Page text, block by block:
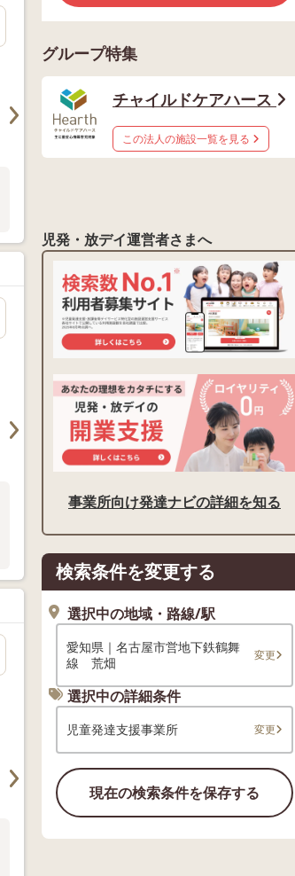
グループ特集
チャイルドケアハース
この法人の施設一覧を見る
児発・放デイ運営者さまへ
事業所向け発達ナビの詳細を知る
検索条件を変更する
選択中の地域・路線/駅
愛知県｜名古屋市営地下鉄鶴舞
線 荒畑
変更
選択中の詳細条件
児童発達支援事業所 変更
現在の検索条件を保存する